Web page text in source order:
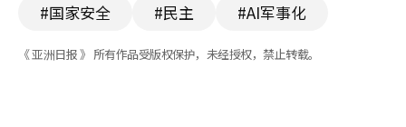
#国家安全 #民主 #AI军事化
《 亚洲日报 》 所有作品受版权保护，未经授权，禁止转载。